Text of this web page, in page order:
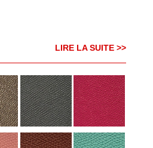
LIRE LA SUITE >>